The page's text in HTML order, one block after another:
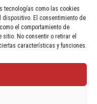
tecnologías como las cookies
El consentimiento de
el comportamiento de
No consentir o retirar el
características y funciones.
| Powered by